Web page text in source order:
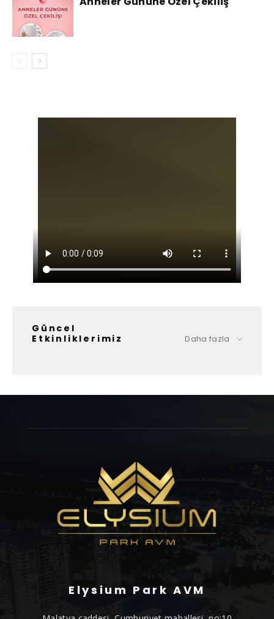
Güncel
Etkinliklerimiz
Daha fazla
Elysium Park AVM